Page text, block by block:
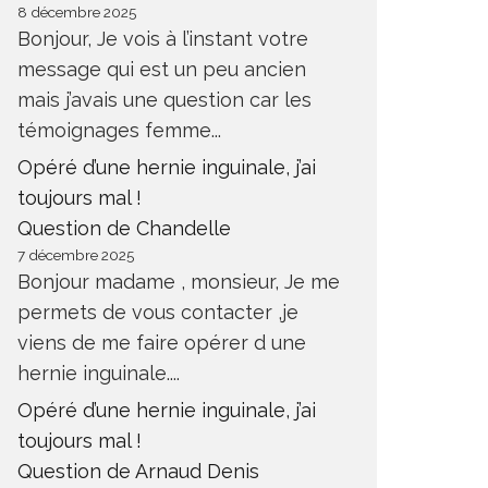
8 décembre 2025
Bonjour, Je vois à l’instant votre
message qui est un peu ancien
mais j’avais une question car les
témoignages femme...
Opéré d’une hernie inguinale, j’ai
toujours mal !
Question de Chandelle
7 décembre 2025
Bonjour madame , monsieur, Je me
permets de vous contacter ,je
viens de me faire opérer d une
hernie inguinale....
Opéré d’une hernie inguinale, j’ai
toujours mal !
Question de Arnaud Denis